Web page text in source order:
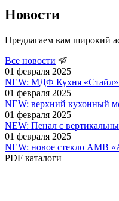
Новости
Предлагаем вам широкий
Все новости
01 февраля 2025
NEW: МДФ Кухня
01 февраля 2025
NEW: верхний кухонный
01 февраля 2025
NEW: Пенал c
01 февраля 2025
NEW: новое стекло АМВ
PDF каталоги